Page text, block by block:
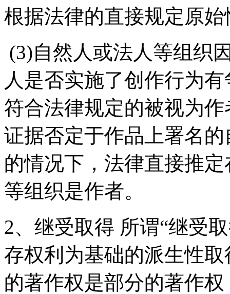
根据法律的直接规定原
(3)自然人或法人等组织
人是否实施了创作行为
符合法律规定的被视为
证据否定于作品上署名
的情况下，法律直接推
等组织是作者。
2、继受取得 所谓“继受
存权利为基础的派生性
的著作权是部分的著作